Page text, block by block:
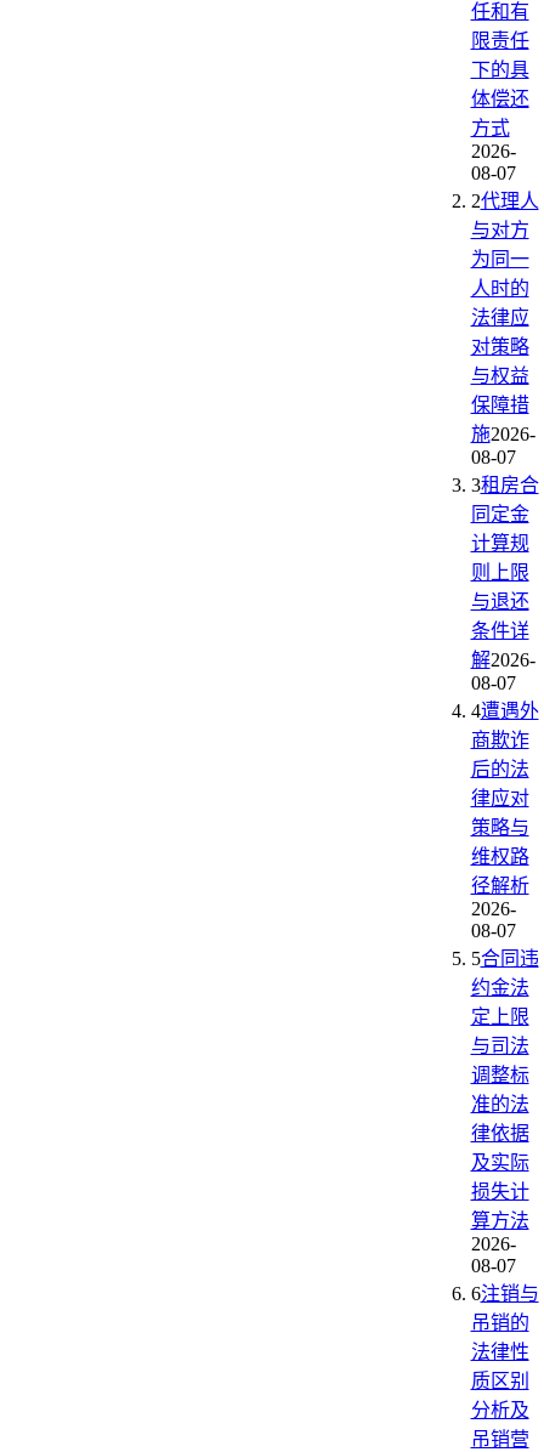
任和有
限责任
下的具
体偿还
方式
2026-
08-07
2代理人
与对方
为同一
人时的
法律应
对策略
与权益
保障措
施2026-
08-07
3租房合
同定金
计算规
则上限
与退还
条件详
解2026-
08-07
4遭遇外
商欺诈
后的法
律应对
策略与
维权路
径解析
2026-
08-07
5合同违
约金法
定上限
与司法
调整标
准的法
律依据
及实际
损失计
算方法
2026-
08-07
6注销与
吊销的
法律性
质区别
分析及
吊销营